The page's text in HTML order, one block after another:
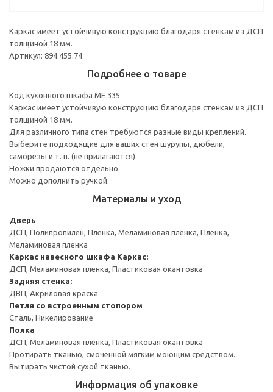
Каркас имеет устойчивую конструкцию благодаря стенкам из ДСП
толщиной 18 мм.
Артикул: 894.455.74
Подробнее о товаре
Код кухонного шкафа ME 335
Каркас имеет устойчивую конструкцию благодаря стенкам из ДСП
толщиной 18 мм.
Для различного типа стен требуются разные виды креплений.
Выберите подходящие для ваших стен шурупы, дюбели,
саморезы и т. п. (не прилагаются).
Ножки продаются отдельно.
Можно дополнить ручкой.
Материалы и уход
Дверь
ДСП, Полипропилен, Пленка, Меламиновая пленка, Пленка,
Меламиновая пленка
Каркас навесного шкафа Каркас:
ДСП, Меламиновая пленка, Пластиковая окантовка
Задняя стенка:
ДВП, Акриловая краска
Петля со встроенным стопором
Сталь, Никелирование
Полка
ДСП, Меламиновая пленка, Пластиковая окантовка
Протирать тканью, смоченной мягким моющим средством.
Вытирать чистой сухой тканью.
Информация об упаковке